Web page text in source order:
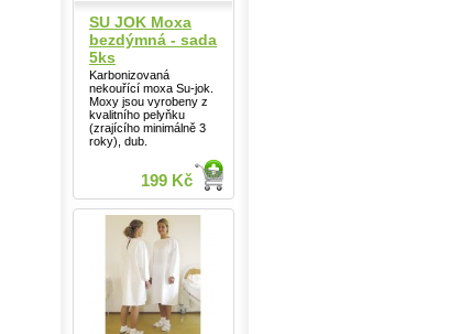
SU JOK Moxa
bezdýmná - sada
5ks
Karbonizovaná
nekouřící moxa Su-jok.
Moxy jsou vyrobeny z
kvalitního pelyňku
(zrajícího minimálně 3
roky), dub.
199 Kč